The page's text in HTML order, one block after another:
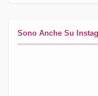
Sono Anche Su